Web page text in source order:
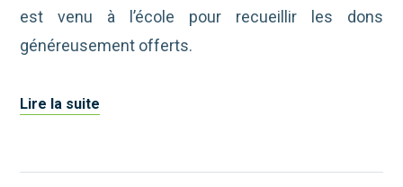
est venu à l’école pour recueillir les dons
généreusement offerts.
Lire la suite